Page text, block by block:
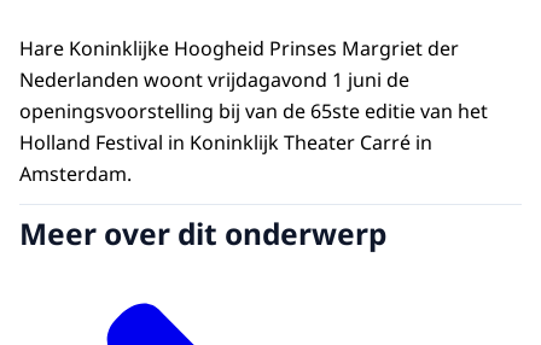
Hare Koninklijke Hoogheid Prinses Margriet der
Nederlanden woont vrijdagavond 1 juni de
openingsvoorstelling bij van de 65ste editie van het
Holland Festival in Koninklijk Theater Carré in
Amsterdam.
Meer over dit onderwerp